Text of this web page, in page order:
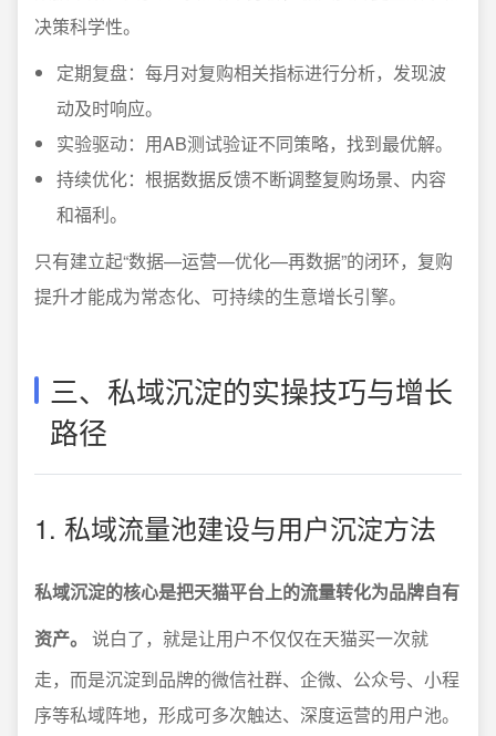
决策科学性。
定期复盘：每月对复购相关指标进行分析，发现波
动及时响应。
实验驱动：用AB测试验证不同策略，找到最优解。
持续优化：根据数据反馈不断调整复购场景、内容
和福利。
只有建立起“数据—运营—优化—再数据”的闭环，复购
提升才能成为常态化、可持续的生意增长引擎。
三、私域沉淀的实操技巧与增长
路径
1. 私域流量池建设与用户沉淀方法
私域沉淀的核心是把天猫平台上的流量转化为品牌自有
资产。
说白了，就是让用户不仅仅在天猫买一次就
走，而是沉淀到品牌的微信社群、企微、公众号、小程
序等私域阵地，形成可多次触达、深度运营的用户池。